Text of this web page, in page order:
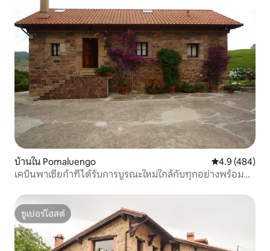
บ้านใน Pomaluengo คะแนนเฉลี่ย
4.9 (484)
เคบินพาเซียก้าที่ได้รับการบูรณะใหม่ใกล้กับทุกอย่างพร้อม
ซูเปอร์โฮสต์
ซูเปอร์โฮสต์